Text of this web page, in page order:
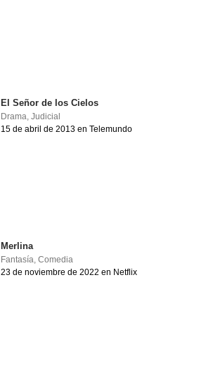
El Señor de los Cielos
Drama,Judicial
15 de abril de 2013 en Telemundo
Merlina
Fantasía ,Comedia
23 de noviembre de 2022 en Netflix